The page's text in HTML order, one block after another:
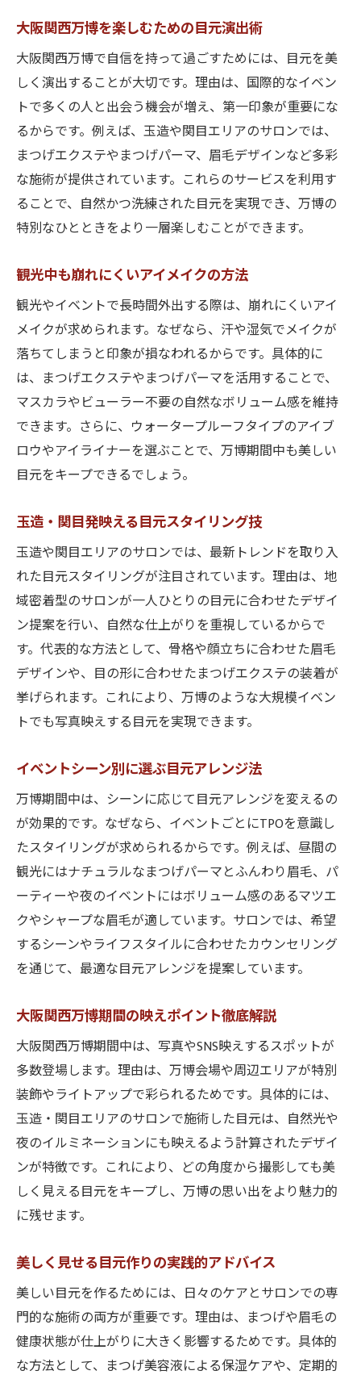
大阪関西万博を楽しむための目元演出術
大阪関西万博で自信を持って過ごすためには、目元を美
しく演出することが大切です。理由は、国際的なイベン
トで多くの人と出会う機会が増え、第一印象が重要にな
るからです。例えば、玉造や関目エリアのサロンでは、
まつげエクステやまつげパーマ、眉毛デザインなど多彩
な施術が提供されています。これらのサービスを利用す
ることで、自然かつ洗練された目元を実現でき、万博の
特別なひとときをより一層楽しむことができます。
観光中も崩れにくいアイメイクの方法
観光やイベントで長時間外出する際は、崩れにくいアイ
メイクが求められます。なぜなら、汗や湿気でメイクが
落ちてしまうと印象が損なわれるからです。具体的に
は、まつげエクステやまつげパーマを活用することで、
マスカラやビューラー不要の自然なボリューム感を維持
できます。さらに、ウォータープルーフタイプのアイブ
ロウやアイライナーを選ぶことで、万博期間中も美しい
目元をキープできるでしょう。
玉造・関目発映える目元スタイリング技
玉造や関目エリアのサロンでは、最新トレンドを取り入
れた目元スタイリングが注目されています。理由は、地
域密着型のサロンが一人ひとりの目元に合わせたデザイ
ン提案を行い、自然な仕上がりを重視しているからで
す。代表的な方法として、骨格や顔立ちに合わせた眉毛
デザインや、目の形に合わせたまつげエクステの装着が
挙げられます。これにより、万博のような大規模イベン
トでも写真映えする目元を実現できます。
イベントシーン別に選ぶ目元アレンジ法
万博期間中は、シーンに応じて目元アレンジを変えるの
が効果的です。なぜなら、イベントごとにTPOを意識し
たスタイリングが求められるからです。例えば、昼間の
観光にはナチュラルなまつげパーマとふんわり眉毛、パ
ーティーや夜のイベントにはボリューム感のあるマツエ
クやシャープな眉毛が適しています。サロンでは、希望
するシーンやライフスタイルに合わせたカウンセリング
を通じて、最適な目元アレンジを提案しています。
大阪関西万博期間の映えポイント徹底解説
大阪関西万博期間中は、写真やSNS映えするスポットが
多数登場します。理由は、万博会場や周辺エリアが特別
装飾やライトアップで彩られるためです。具体的には、
玉造・関目エリアのサロンで施術した目元は、自然光や
夜のイルミネーションにも映えるよう計算されたデザイ
ンが特徴です。これにより、どの角度から撮影しても美
しく見える目元をキープし、万博の思い出をより魅力的
に残せます。
美しく見せる目元作りの実践的アドバイス
美しい目元を作るためには、日々のケアとサロンでの専
門的な施術の両方が重要です。理由は、まつげや眉毛の
健康状態が仕上がりに大きく影響するためです。具体的
な方法として、まつげ美容液による保湿ケアや、定期的